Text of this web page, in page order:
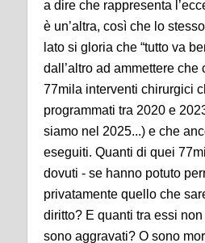
a dire che rappresenta
è un’altra, così che lo
lato si gloria che “tutto va
dall’altro ad ammettere
77mila interventi chirurgici
programmati tra 2020 e
siamo nel 2025...) e che
eseguiti. Quanti di quei
dovuti - se hanno potuto
privatamente quello che
diritto? E quanti tra essi
sono aggravati? O sono